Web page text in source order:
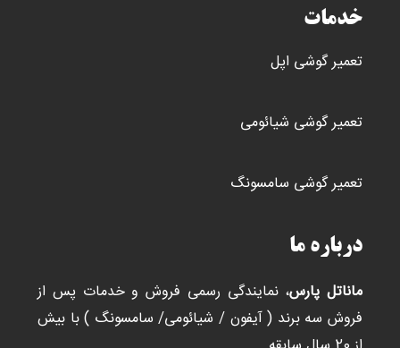
خدمات
تعمیر گوشی اپل
تعمیر گوشی شیائومی
تعمیر گوشی سامسونگ
درباره ما
ماناتل پارس، نمایندگی رسمی فروش و خدمات پس از
فروش سه برند ( آیفون / شیائومی/ سامسونگ ) با بیش